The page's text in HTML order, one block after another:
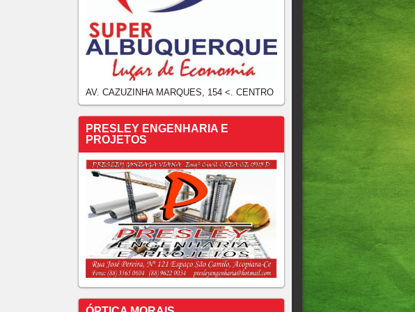
AV. CAZUZINHA MARQUES, 154 <. CENTRO
PRESLEY ENGENHARIA E
PROJETOS